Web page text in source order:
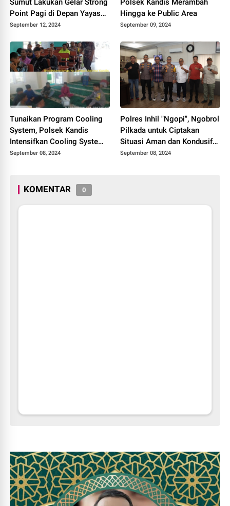
Sumut Lakukan Gelar Strong
Point Pagi di Depan Yayasan
Ki Hajar Dewantara
September 12, 2024
Polsek Kandis Merambah
Hingga ke Public Area
September 09, 2024
Tunaikan Program Cooling
System, Polsek Kandis
Intensifkan Cooling System
di Tempat Ibadah
September 08, 2024
Polres Inhil "Ngopi", Ngobrol
Pilkada untuk Ciptakan
Situasi Aman dan Kondusif
di Inhil
September 08, 2024
KOMENTAR 0